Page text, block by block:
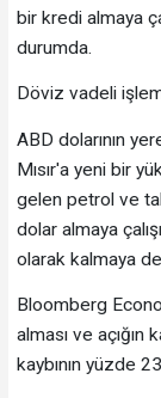
bir kredi almaya
durumda.
Döviz vadeli
ABD dolarının
Mısır'a yeni bir
gelen petrol ve
dolar almaya
olarak kalmaya
Bloomberg
alması ve
kaybının yüzde